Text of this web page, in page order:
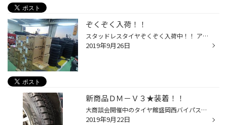
ぞくぞく入荷！！
スタッドレスタイヤぞくぞく入荷中！！ アルミホイールもぞくぞく入荷でーーーす（＾＾）！！ とりあえず置いたピットからもあふれ外まで…汗 落ち着いた夕方スタッフみんなで片づけました★ しっかりご準備させていただきます。 ご来店お待ちしています♪
2019年9月26日
新商品ＤＭ－Ｖ３★装着！！
大商談会開催中のタイヤ館盛岡西バイパス店です！！ 連日たくさんの方にご来店いただき、 誠にありがとうございます！！！（＾ー＾）/ 本日はこちら！！ ↓ じゃん★ 新商品 【 ＢＬＩＺＺＡＫ ＤＭ-Ｖ３ 】 おクルマに装着でーーーす（＾▽＾）/ ≪ＳＵＶ専用ブリザック★詳しくはこちらから≫ しっかり...
2019年9月22日